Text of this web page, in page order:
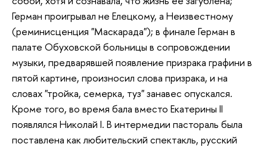
Герман проигрывал не Елецкому, а Неизвестному
(реминисценция "Маскарада"); в финале Герман в
палате Обуховской больницы в сопровождении
музыки, предварявшей появление призрака графини в
пятой картине, произносил слова призрака, и на
словах "тройка, семерка, туз" занавес опускался.
Кроме того, во время бала вместо Екатерины II
появлялся Николай I. В интермедии пастораль была
поставлена как любительский спектакль, русский